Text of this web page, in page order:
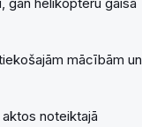
mācībām un
noteiktajā